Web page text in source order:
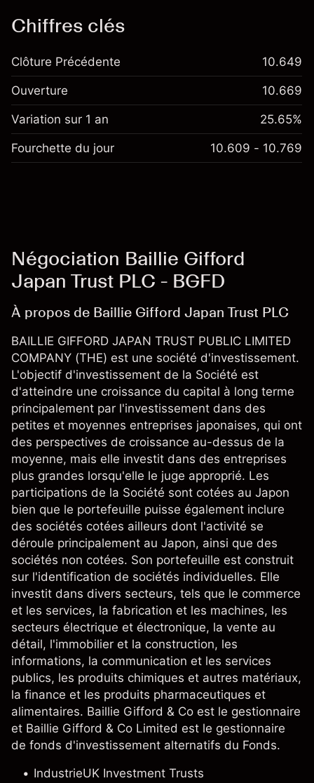
Chiffres clés
Clôture Précédente 10.649
Ouverture 10.669
Variation sur 1 an 25.65%
Fourchette du jour 10.609 - 10.769
Négociation Baillie Gifford
Japan Trust PLC - BGFD
À propos de Baillie Gifford Japan Trust PLC
BAILLIE GIFFORD JAPAN TRUST PUBLIC LIMITED
COMPANY (THE) est une société d'investissement.
L'objectif d'investissement de la Société est
d'atteindre une croissance du capital à long terme
principalement par l'investissement dans des
petites et moyennes entreprises japonaises, qui ont
des perspectives de croissance au-dessus de la
moyenne, mais elle investit dans des entreprises
plus grandes lorsqu'elle le juge approprié. Les
participations de la Société sont cotées au Japon
bien que le portefeuille puisse également inclure
des sociétés cotées ailleurs dont l'activité se
déroule principalement au Japon, ainsi que des
sociétés non cotées. Son portefeuille est construit
sur l'identification de sociétés individuelles. Elle
investit dans divers secteurs, tels que le commerce
et les services, la fabrication et les machines, les
secteurs électrique et électronique, la vente au
détail, l'immobilier et la construction, les
informations, la communication et les services
publics, les produits chimiques et autres matériaux,
la finance et les produits pharmaceutiques et
alimentaires. Baillie Gifford & Co est le gestionnaire
et Baillie Gifford & Co Limited est le gestionnaire
de fonds d'investissement alternatifs du Fonds.
IndustrieUK Investment Trusts